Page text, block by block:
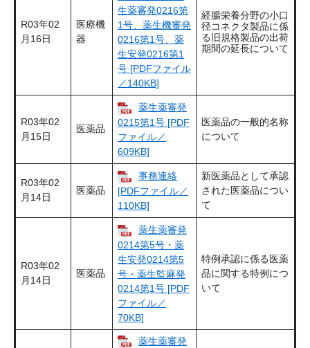
R03年02
月16日
医療機
器
生薬審発0216第
1号、薬生機審発
0216第1号、薬
生安発0216第1
号 [PDFファイル
／140KB]
経腸栄養分野の小口
径コネクタ製品に係
る旧規格製品の出荷
期間の延長について
R03年02
月15日
医薬品
薬生薬審発
0215第1号 [PDF
ファイル／
609KB]
医薬品の一般的名称
について
R03年02
月14日
医薬品
事務連絡
[PDFファイル／
110KB]
新医薬品として承認
された医薬品につい
て
R03年02
月14日
医薬品
薬生薬審発
0214第5号・薬
生安発0214第5
号・薬生監麻発
0214第1号 [PDF
ファイル／
70KB]
特例承認に係る医薬
品に関する特例につ
いて
薬生薬審発